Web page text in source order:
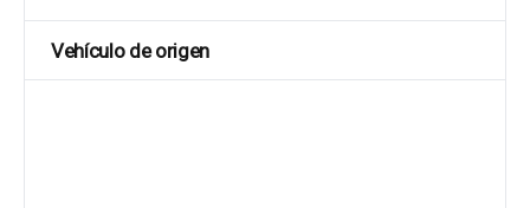
Vehículo de origen